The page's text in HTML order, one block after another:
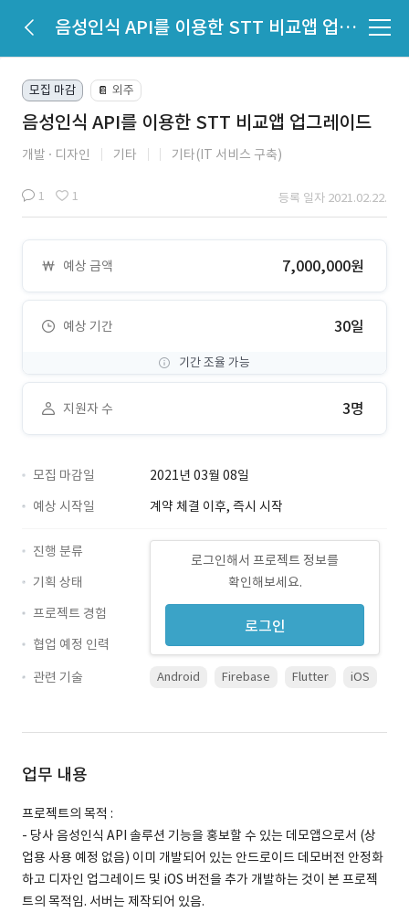
음성인식 API를 이용한 STT 비교앱 업그레이드
모집 마감 📔 외주
음성인식 API를 이용한 STT 비교앱 업그레이드
개발 디자인 기타 기타(IT 서비스 구축)
1 1 등록 일자 2021.02.22.
예상 금액 7,000,000원
예상 기간 30일
기간 조율 가능
지원자 수 3명
모집 마감일
2021년 03월 08일
예상 시작일
계약 체결 이후, 즉시 시작
로그인해서 프로젝트 정보를
확인해보세요.
로그인
진행 분류
기획 상태
프로젝트 경험
협업 예정 인력
관련 기술
Android Firebase Flutter iOS
업무 내용
프로젝트의 목적 :
- 당사 음성인식 API 솔루션 기능을 홍보할 수 있는 데모앱으로서 (상
업용 사용 예정 없음) 이미 개발되어 있는 안드로이드 데모버전 안정화
하고 디자인 업그레이드 및 iOS 버전을 추가 개발하는 것이 본 프로젝
트의 목적임. 서버는 제작되어 있음.